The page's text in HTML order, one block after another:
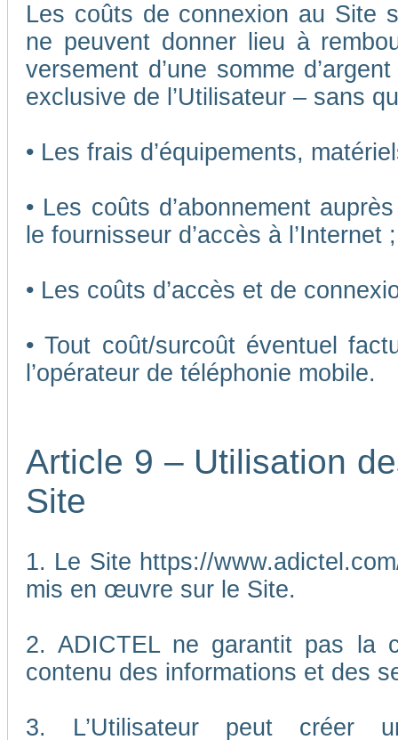
Les coûts de connexion au Site
ne peuvent donner lieu à
versement d’une somme
exclusive de l’Utilisateur – sans
• Les frais d’équipements,
• Les coûts d’abonnement
le fournisseur d’accès à l’Internet ;
• Les coûts d’accès et de
• Tout coût/surcoût éventuel
l’opérateur de téléphonie mobile.
Article 9 – Utilisation
Site
1. Le Site https://
mis en œuvre sur le Site.
2. ADICTEL ne garantit pas la
contenu des informations et des
3. L’Utilisateur peut créer